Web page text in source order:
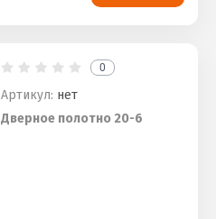
0
Артикул: нет
Дверное полотно 20-6